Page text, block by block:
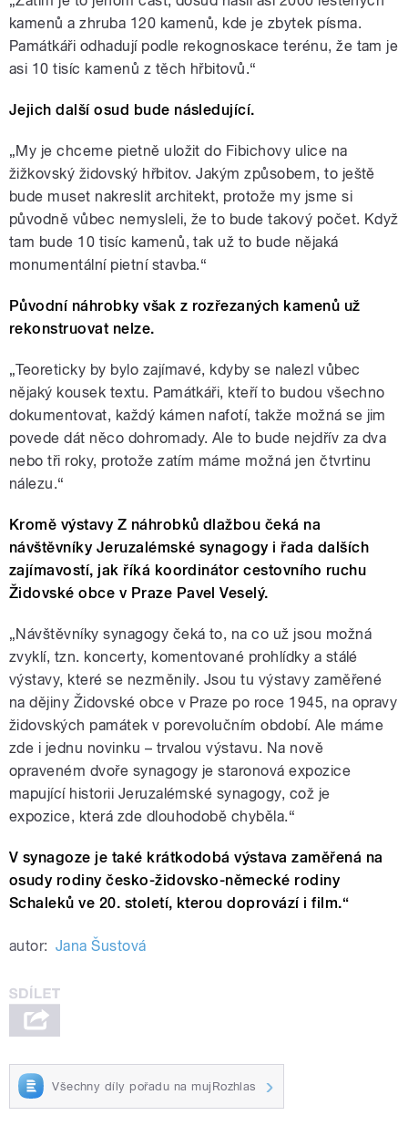
kamenů a zhruba 120 kamenů, kde je zbytek písma.
Památkáři odhadují podle rekognoskace terénu, že tam je
asi 10 tisíc kamenů z těch hřbitovů.“
Jejich další osud bude následující.
„My je chceme pietně uložit do Fibichovy ulice na
žižkovský židovský hřbitov. Jakým způsobem, to ještě
bude muset nakreslit architekt, protože my jsme si
původně vůbec nemysleli, že to bude takový počet. Když
tam bude 10 tisíc kamenů, tak už to bude nějaká
monumentální pietní stavba.“
Původní náhrobky však z rozřezaných kamenů už
rekonstruovat nelze.
„Teoreticky by bylo zajímavé, kdyby se nalezl vůbec
nějaký kousek textu. Památkáři, kteří to budou všechno
dokumentovat, každý kámen nafotí, takže možná se jim
povede dát něco dohromady. Ale to bude nejdřív za dva
nebo tři roky, protože zatím máme možná jen čtvrtinu
nálezu.“
Kromě výstavy Z náhrobků dlažbou čeká na
návštěvníky Jeruzalémské synagogy i řada dalších
zajímavostí, jak říká koordinátor cestovního ruchu
Židovské obce v Praze Pavel Veselý.
„Návštěvníky synagogy čeká to, na co už jsou možná
zvyklí, tzn. koncerty, komentované prohlídky a stálé
výstavy, které se nezměnily. Jsou tu výstavy zaměřené
na dějiny Židovské obce v Praze po roce 1945, na opravy
židovských památek v porevolučním období. Ale máme
zde i jednu novinku – trvalou výstavu. Na nově
opraveném dvoře synagogy je staronová expozice
mapující historii Jeruzalémské synagogy, což je
expozice, která zde dlouhodobě chyběla.“
V synagoze je také krátkodobá výstava zaměřená na
osudy rodiny česko-židovsko-německé rodiny
Schaleků ve 20. století, kterou doprovází i film.“
autor: Jana Šustová
Všechny díly pořadu na mujRozhlas